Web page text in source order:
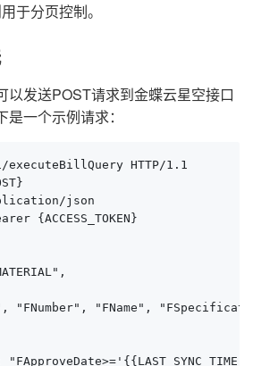
于分页控制。
以发送POST请求到金蝶云星空接口
一个示例请求：
executeBillQuery HTTP/1.1
json
{ACCESS_TOKEN}
"FNumber", "FName",